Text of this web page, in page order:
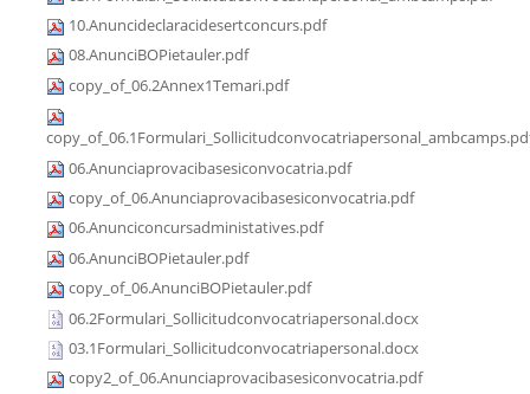
10.Anuncideclaracidesertconcurs.pdf
08.AnunciBOPietauler.pdf
copy_of_06.2Annex1Temari.pdf
06.Anunciaprovacibasesiconvocatria.pdf
copy_of_06.Anunciaprovacibasesiconvocatria.pdf
06.Anunciconcursadministatives.pdf
06.AnunciBOPietauler.pdf
copy_of_06.AnunciBOPietauler.pdf
06.2Formulari_Sollicitudconvocatriapersonal.docx
03.1Formulari_Sollicitudconvocatriapersonal.docx
copy2_of_06.Anunciaprovacibasesiconvocatria.pdf